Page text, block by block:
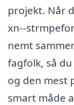
projekt. Når
xn--
nemt
fagfolk, så
og den mest
smart måde